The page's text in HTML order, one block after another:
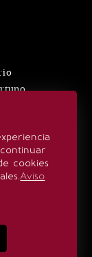
cookies
Aviso